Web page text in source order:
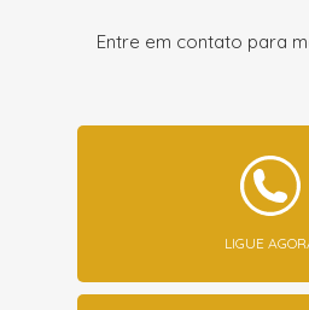
Entre em contato para
LIGUE